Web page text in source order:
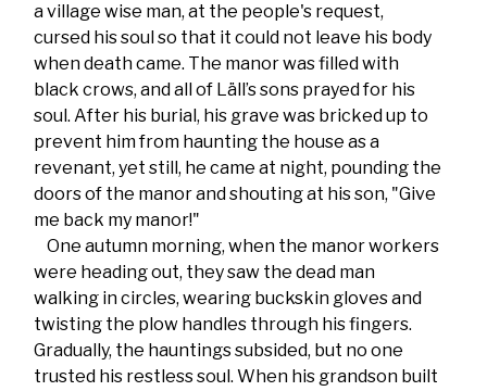
a village wise man, at the people's request,
cursed his soul so that it could not leave his body
when death came. The manor was filled with
black crows, and all of Läll’s sons prayed for his
soul. After his burial, his grave was bricked up to
prevent him from haunting the house as a
revenant, yet still, he came at night, pounding the
doors of the manor and shouting at his son, "Give
me back my manor!"
One autumn morning, when the manor workers
were heading out, they saw the dead man
walking in circles, wearing buckskin gloves and
twisting the plow handles through his fingers.
Gradually, the hauntings subsided, but no one
trusted his restless soul. When his grandson built